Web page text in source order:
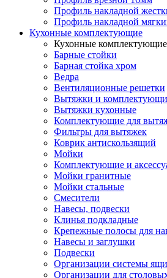
Профиль накладной
Профиль накладной
Кухонные комплектующие
Кухонные комплектующие
Барные стойки
Барная стойка хром
Ведра
Вентиляционные решетки
Вытяжки и
Вытяжки кухонные
Комплектующие для
Фильтры для вытяжек
Коврик антискользящий
Мойки
Комплектующие и
Мойки гранитные
Мойки стальные
Смесители
Навесы, подвески
Клинья подкладные
Крепежные полосы для
Навесы и заглушки
Подвески
Организации системы
Организации для